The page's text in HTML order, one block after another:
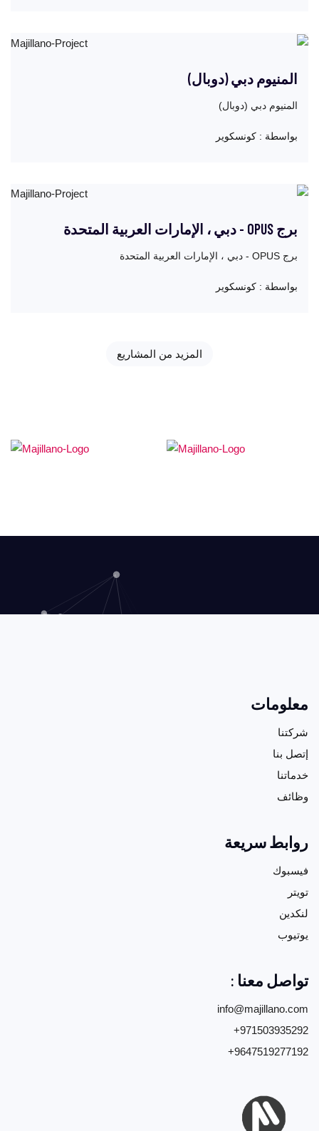
مسرور جدًا بهذه الخدمة ، خدماتك رائعة! سأحيل كل من أعرفه.
بركات زمزم
ومنتجاتكم ذات جودة عالية جدا
أرض الذهب
أسكو
المنيوم دبي (دوبال)
المنيوم دبي (دوبال)
بواسطة : كونسكوير
برج OPUS - دبي ، الإمارات العربية المتحدة
برج OPUS - دبي ، الإمارات العربية المتحدة
بواسطة : كونسكوير
المزيد من المشاريع
معلومات
شركتنا
إتصل بنا
خدماتنا
وظائف
روابط سريعة
فيسبوك
تويتر
لنكدين
يوتيوب
تواصل معنا :
info@majillano.com
+971503935292
+9647519277192